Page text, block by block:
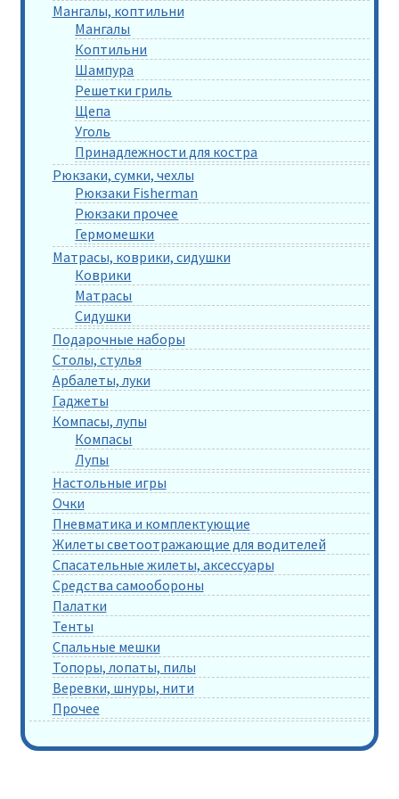
Мангалы, коптильни
Мангалы
Коптильни
Шампура
Решетки гриль
Щепа
Уголь
Принадлежности для костра
Рюкзаки, сумки, чехлы
Рюкзаки Fisherman
Рюкзаки прочее
Гермомешки
Матрасы, коврики, сидушки
Коврики
Матрасы
Сидушки
Подарочные наборы
Столы, стулья
Арбалеты, луки
Гаджеты
Компасы, лупы
Компасы
Лупы
Настольные игры
Очки
Пневматика и комплектующие
Жилеты светоотражающие для водителей
Спасательные жилеты, аксессуары
Средства самообороны
Палатки
Тенты
Спальные мешки
Топоры, лопаты, пилы
Веревки, шнуры, нити
Прочее